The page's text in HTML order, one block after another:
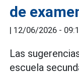
de
| 12/06/2026 -
Las
escuela